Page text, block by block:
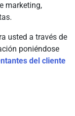
marketing,
usted a través de
poniéndose
del cliente